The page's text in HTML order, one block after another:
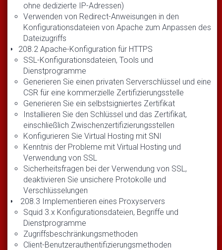
ohne dedizierte IP-Adressen)
Verwenden von Redirect-Anweisungen in den
Konfigurationsdateien von Apache zum Anpassen des
Dateizugriffs
208.2 Apache-Konfiguration für HTTPS
SSL-Konfigurationsdateien, Tools und
Dienstprogramme
Generieren Sie einen privaten Serverschlüssel und eine
CSR für eine kommerzielle Zertifizierungsstelle
Generieren Sie ein selbstsigniertes Zertifikat
Installieren Sie den Schlüssel und das Zertifikat,
einschließlich Zwischenzertifizierungsstellen
Konfigurieren Sie Virtual Hosting mit SNI
Kenntnis der Probleme mit Virtual Hosting und
Verwendung von SSL
Sicherheitsfragen bei der Verwendung von SSL,
deaktivieren Sie unsichere Protokolle und
Verschlüsselungen
208.3 Implementieren eines Proxyservers
Squid 3.x Konfigurationsdateien, Begriffe und
Dienstprogramme
Zugriffsbeschränkungsmethoden
Client-Benutzerauthentifizierungsmethoden